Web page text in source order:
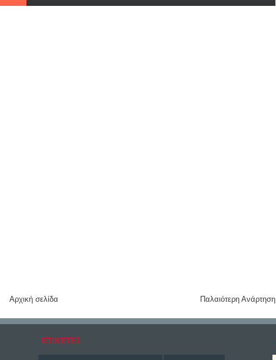
Παλαιότερη Ανάρτηση
Αρχική σελίδα
ΕΤΙΚΈΤΕΣ